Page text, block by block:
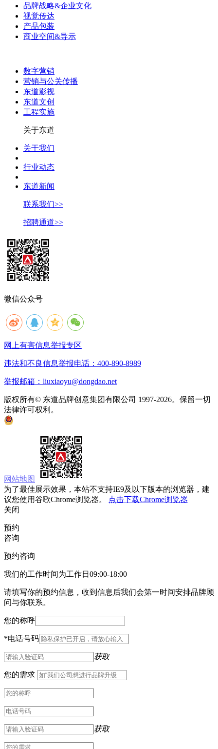
品牌战略&企业文化
视觉传达
产品包装
商业空间&导示
数字营销
营销与公关传播
东道影视
东道文创
工程实施
关于东道
关于我们
行业动态
东道新闻
联系我们>>
招聘通道>>
微信公众号
网上有害信息举报专区
违法和不良信息举报电话：400-890-8989
举报邮箱：liuxiaoyu@dongdao.net
版权所有© 东道品牌创意集团有限公司 1997-2026。保留一切
法律许可权利。
网站地图
为了最佳展示效果，本站不支持IE9及以下版本的浏览器，建
议您使用谷歌Chrome浏览器。
点击下载Chrome浏览器
关闭
预约
咨询
预约咨询
我们的工作时间为工作日09:00-18:00
请填写你的预约信息，收到信息后我们会第一时间安排品牌顾
问与你联系。
您的称呼
*电话号码
获取
您的需求
获取